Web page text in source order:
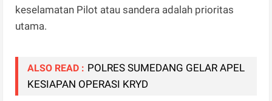
keselamatan Pilot atau sandera adalah prioritas
utama.
ALSO READ : POLRES SUMEDANG GELAR APEL
KESIAPAN OPERASI KRYD